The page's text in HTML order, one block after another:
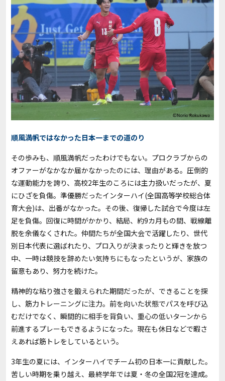
順風満帆ではなかった日本一までの道のり
その歩みも、順風満帆だったわけでもない。プロクラブからの
オファーがなかなか届かなかったのには、理由がある。圧倒的
な運動能力を誇り、高校2年生のころには主力扱いだったが、夏
にひざを負傷。準優勝だったインターハイ(全国高等学校総合体
育大会)は、出番がなかった。その後、復帰した試合で今度は左
足を負傷。回復に時間がかかり、結局、約9カ月もの間、戦線離
脱を余儀なくされた。仲間たちが全国大会で活躍したり、世代
別日本代表に選ばれたり、プロ入りが決まったりと輝きを放つ
中、一時は競技を辞めたい気持ちにもなったというが、家族の
留意もあり、努力を続けた。
精神的な粘り強さを鍛えられた期間だったが、できることを探
し、筋力トレーニングに注力。前を向いた状態でパスを呼び込
むだけでなく、瞬間的に相手を背負い、重心の低いターンから
前進するプレーもできるようになった。現在も休日などで暇さ
えあれば筋トレをしているという。
3年生の夏には、インターハイでチーム初の日本一に貢献した。
苦しい時期を乗り越え、最終学年では夏・冬の全国2冠を達成。